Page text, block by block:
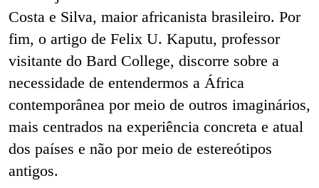
Costa e Silva, maior africanista brasileiro. Por
fim, o artigo de Felix U. Kaputu, professor
visitante do Bard College, discorre sobre a
necessidade de entendermos a África
contemporânea por meio de outros imaginários,
mais centrados na experiência concreta e atual
dos países e não por meio de estereótipos
antigos.